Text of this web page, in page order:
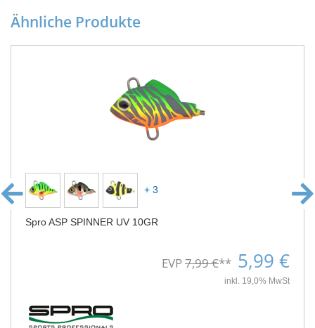
Ähnliche Produkte
+ 3
Spro ASP SPINNER UV 10GR
EVP7,99 €** 5,99 €
inkl. 19,0% MwSt